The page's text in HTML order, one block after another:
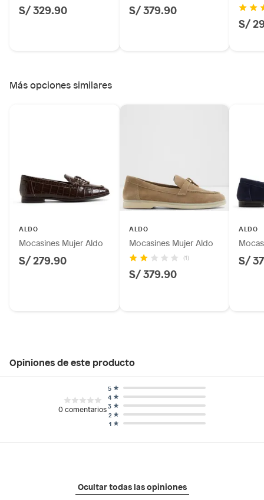
S/ 329.90 S/ 379.90
S/
Más opciones similares
ALDO
Mocasines Mujer Aldo
S/ 279.90
ALDO
Mocasines Mujer Aldo
(1)
S/ 379.90
ALDO
S/
Opiniones de este producto
0comentarios
1
2
3
4
5
Ocultar todas las opiniones